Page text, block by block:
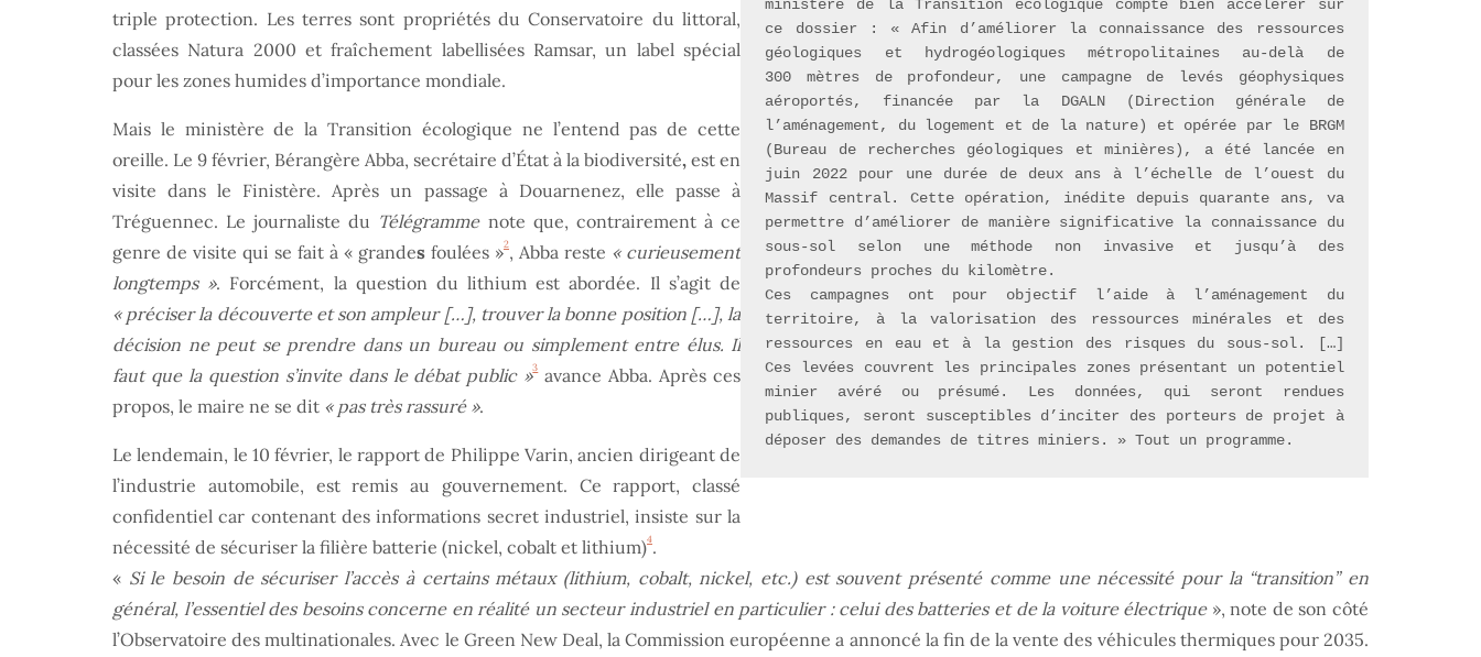
triple protection. Les terres sont propriétés du Conservatoire du littoral,
classées Natura 2000 et fraîchement labellisées Ramsar, un label spécial
pour les zones humides d’importance mondiale.
Mais le ministère de la Transition écologique ne l’entend pas de cette
oreille. Le 9 février, Bérangère Abba, secrétaire d’État à la biodiversité, est en
visite dans le Finistère. Après un passage à Douarnenez, elle passe à
Tréguennec. Le journaliste du Télégrammenote que, contrairement à ce
genre de visite qui se fait à « grandes foulées »2, Abba reste « curieusement
longtemps ». Forcément, la question du lithium est abordée. Il s’agit de
« préciser la découverte et son ampleur […], trouver la bonne position […], la
décision ne peut se prendre dans un bureau ou simplement entre élus. Il
faut que la question s’invite dans le débat public »3avance Abba. Après ces
propos, le maire ne se dit « pas très rassuré ».
Le lendemain, le 10 février, le rapport de Philippe Varin, ancien dirigeant de
l’industrie automobile, est remis au gouvernement. Ce rapport, classé
confidentiel car contenant des informations secret industriel, insiste sur la
nécessité de sécuriser la filière batterie (nickel, cobalt et lithium)4.
ministère de la Transition écologique compte bien accélérer sur
ce dossier : « Afin d’améliorer la connaissance des ressources
géologiques et hydrogéologiques métropolitaines au-delà de
300 mètres de profondeur, une campagne de levés géophysiques
aéroportés, financée par la DGALN (Direction générale de
l’aménagement, du logement et de la nature) et opérée par le BRGM
(Bureau de recherches géologiques et minières), a été lancée en
juin 2022 pour une durée de deux ans à l’échelle de l’ouest du
Massif central. Cette opération, inédite depuis quarante ans, va
permettre d’améliorer de manière significative la connaissance du
sous-sol selon une méthode non invasive et jusqu’à des
profondeurs proches du kilomètre.
Ces campagnes ont pour objectif l’aide à l’aménagement du
territoire, à la valorisation des ressources minérales et des
ressources en eau et à la gestion des risques du sous-sol. […]
Ces levées couvrent les principales zones présentant un potentiel
minier avéré ou présumé. Les données, qui seront rendues
publiques, seront susceptibles d’inciter des porteurs de projet à
déposer des demandes de titres miniers. » Tout un programme.
« Si le besoin de sécuriser l’accès à certains métaux (lithium, cobalt, nickel, etc.) est souvent présenté comme une nécessité pour la “transition” en
général, l’essentiel des besoins concerne en réalité un secteur industriel en particulier : celui des batteries et de la voiture électrique», note de son côté
l’Observatoire des multinationales. Avec le Green New Deal, la Commission européenne a annoncé la fin de la vente des véhicules thermiques pour 2035.